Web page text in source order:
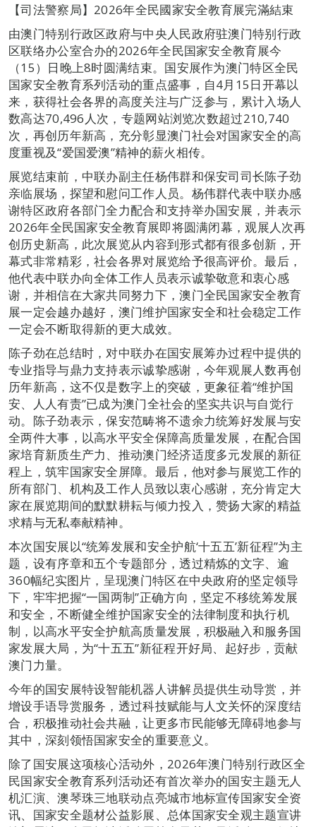
【司法警察局】2026年全民國家安全教育展完滿結束
由澳门特别行政区政府与中央人民政府驻澳门特别行政
区联络办公室合办的2026年全民国家安全教育展今
（15）日晚上8时圆满结束。国安展作为澳门特区全民
国家安全教育系列活动的重点盛事，自4月15日开幕以
来，获得社会各界的高度关注与广泛参与，累计入场人
数高达70,496人次，专题网站浏览次数超过210,740
次，再创历年新高，充分彰显澳门社会对国家安全的高
度重视及“爱国爱澳”精神的薪火相传。
展览结束前，中联办副主任杨伟群和保安司司长陈子劲
亲临展场，探望和慰问工作人员。杨伟群代表中联办感
谢特区政府各部门全力配合和支持举办国安展，并表示
2026年全民国家安全教育展即将圆满闭幕，观展人次再
创历史新高，此次展览从内容到形式都有很多创新，开
幕式非常精彩，社会各界对展览给予很高评价。最后，
他代表中联办向全体工作人员表示诚挚敬意和衷心感
谢，并相信在大家共同努力下，澳门全民国家安全教育
展一定会越办越好，澳门维护国家安全和社会稳定工作
一定会不断取得新的更大成效。
陈子劲在总结时，对中联办在国安展筹办过程中提供的
专业指导与鼎力支持表示诚挚感谢，今年观展人数再创
历年新高，这不仅是数字上的突破，更象征着“维护国
安、人人有责”已成为澳门全社会的坚实共识与自觉行
动。陈子劲表示，保安范畴将不遗余力统筹好发展与安
全两件大事，以高水平安全保障高质量发展，在配合国
家培育新质生产力、推动澳门经济适度多元发展的新征
程上，筑牢国家安全屏障。最后，他对参与展览工作的
所有部门、机构及工作人员致以衷心感谢，充分肯定大
家在展览期间的默默耕耘与倾力投入，赞扬大家的精益
求精与无私奉献精神。
本次国安展以“统筹发展和安全护航‘十五五’新征程”为主
题，设有序章和五个专题部分，透过精炼的文字、逾
360幅纪实图片，呈现澳门特区在中央政府的坚定领导
下，牢牢把握“一国两制”正确方向，坚定不移统筹发展
和安全，不断健全维护国家安全的法律制度和执行机
制，以高水平安全护航高质量发展，积极融入和服务国
家发展大局，为“十五五”新征程开好局、起好步，贡献
澳门力量。
今年的国安展特设智能机器人讲解员提供生动导赏，并
增设手语导赏服务，透过科技赋能与人文关怀的深度结
合，积极推动社会共融，让更多市民能够无障碍地参与
其中，深刻领悟国家安全的重要意义。
除了国安展这项核心活动外，2026年澳门特别行政区全
民国家安全教育系列活动还有首次举办的国安主题无人
机汇演、澳琴珠三地联动点亮城市地标宣传国家安全资
讯、国家安全题材公益影展、总体国家安全观主题宣讲